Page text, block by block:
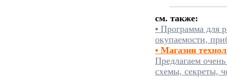
см. также:
• Программа для
окупаемости,
• Магазин
Предлагаем
схемы, секреты,